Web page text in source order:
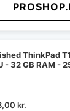
ThinkPad
- 32 GB RAM -
kr.